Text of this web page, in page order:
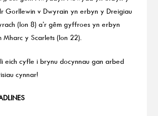
Gorllewin v Dwyrain yn erbyn y Dreigiau
(Ion 8) a’r gêm gyffroes yn erbyn
Mharc y Scarlets (Ion 22).
eich cyfle i brynu docynnau gan arbed
cynnar!